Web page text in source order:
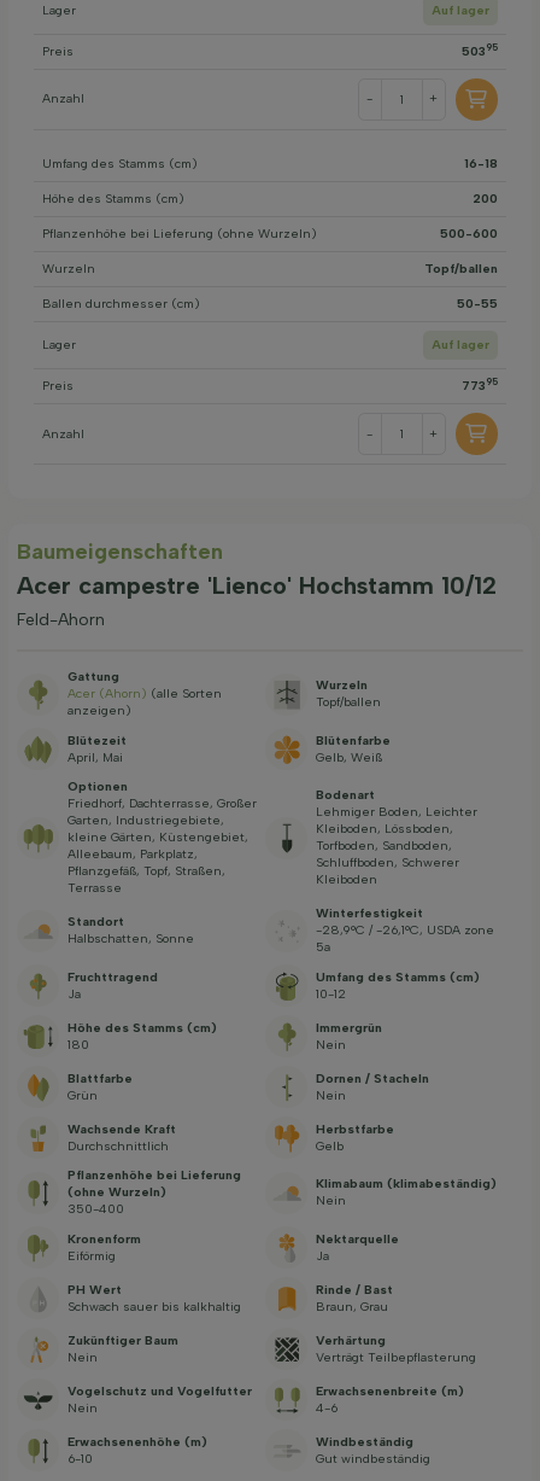
Lager Auf lager
Preis 503 95
Anzahl - +
Umfang des Stamms (cm) 16-18
Höhe des Stamms (cm) 200
Pflanzenhöhe bei Lieferung (ohne Wurzeln) 500-600
Wurzeln Topf/ballen
Ballen durchmesser (cm) 50-55
Lager Auf lager
Preis 773 95
Anzahl - +
Baum­eigen­schaften
Acer campestre 'Lienco' Hochstamm 10/12
Feld-Ahorn
Gattung
Acer (Ahorn) (alle Sorten
anzeigen)
Wurzeln
Topf/ballen
Blütezeit
April, Mai
Blütenfarbe
Gelb, Weiß
Optionen
Friedhorf, Dachterrasse, Großer
Garten, Industriegebiete,
kleine Gärten, Küstengebiet,
Alleebaum, Parkplatz,
Pflanzgefäß, Topf, Straßen,
Terrasse
Bodenart
Lehmiger Boden, Leichter
Kleiboden, Lössboden,
Torfboden, Sandboden,
Schluffboden, Schwerer
Kleiboden
Standort
Halbschatten, Sonne
Winterfestigkeit
-28,9°C / -26,1°C, USDA zone
5a
Fruchttragend
Ja
Umfang des Stamms (cm)
10-12
Höhe des Stamms (cm)
180
Immergrün
Nein
Blattfarbe
Grün
Dornen / Stacheln
Nein
Wachsende Kraft
Durchschnittlich
Herbstfarbe
Gelb
Pflanzenhöhe bei Lieferung
(ohne Wurzeln)
350-400
Klimabaum (klimabeständig)
Nein
Kronenform
Eiförmig
Nektarquelle
Ja
PH Wert
Schwach sauer bis kalkhaltig
Rinde / Bast
Braun, Grau
Zukünftiger Baum
Nein
Verhärtung
Verträgt Teilbepflasterung
Vogelschutz und Vogelfutter
Nein
Erwachsenenbreite (m)
4-6
Erwachsenenhöhe (m)
6-10
Windbeständig
Gut windbeständig